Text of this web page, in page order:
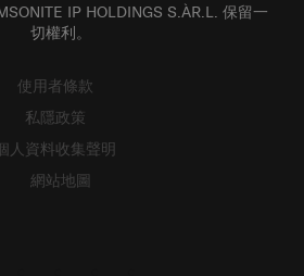
IP HOLDINGS S.ÀR.L. 保留一
切權利。
使用者條款
私隱政策
人資料收集聲明
網站地圖